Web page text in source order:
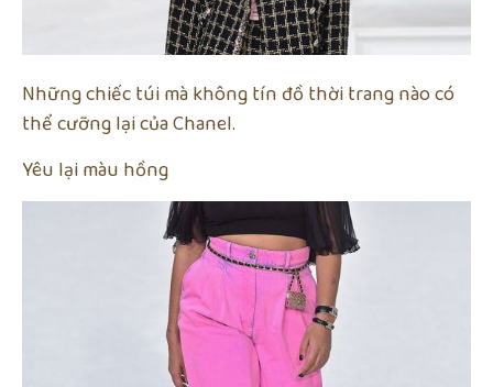
Những chiếc túi mà không tín đồ thời trang nào có
thể cưỡng lại của Chanel.
Yêu lại màu hồng